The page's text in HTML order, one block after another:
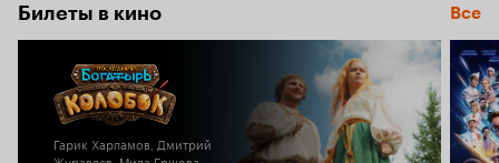
Билеты в кино Все
Гарик Харламов, Дмитрий